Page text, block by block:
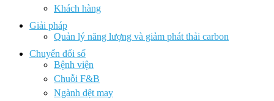
Khách hàng
Giải pháp
Quản lý năng lượng và giảm phát thải carbon
Chuyển đổi số
Bệnh viện
Chuỗi F&B
Ngành dệt may